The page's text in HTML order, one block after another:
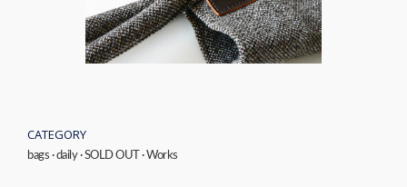
CATEGORY
bags ·daily·SOLD OUT ·Works